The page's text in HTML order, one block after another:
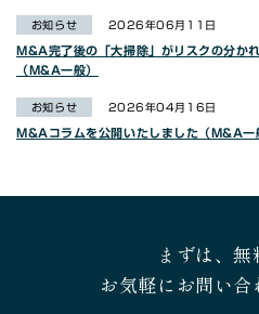
お知らせ 2026年06月11日
M&A完了後の「大掃除」がリスクの分か
（M&A一般）
お知らせ 2026年04月16日
M&Aコラムを公開いたしました（M&A一
まずは、無
お気軽にお問い合